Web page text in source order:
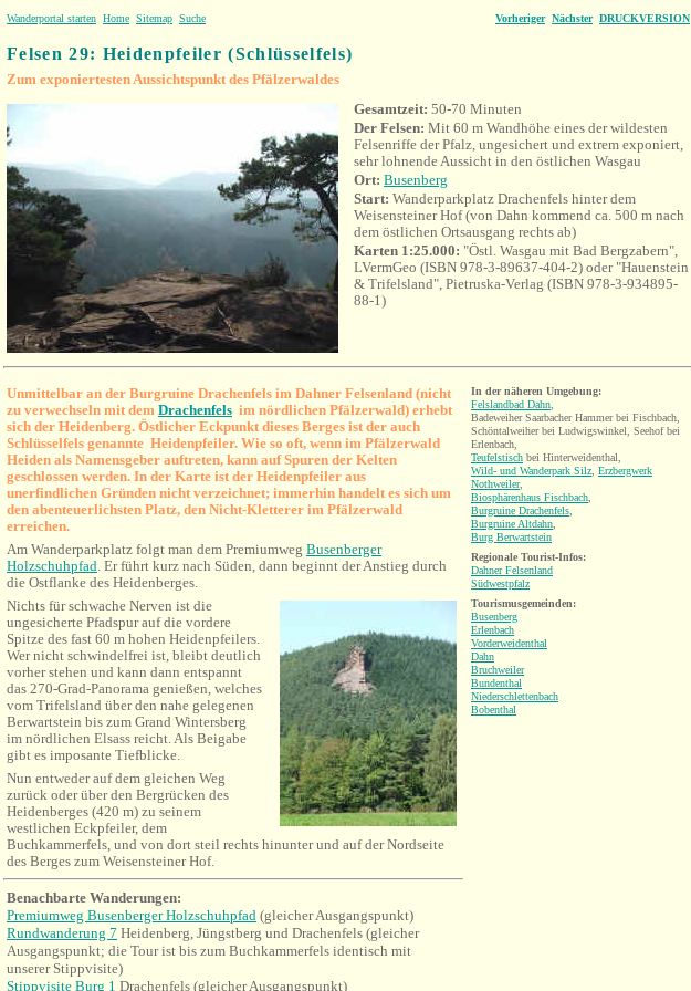
Wanderportal starten Home Sitemap Suche Vorheriger Nächster DRUCKVERSION
Felsen 29: Heidenpfeiler (Schlüsselfels)
Zum exponiertesten Aussichtspunkt des Pfälzerwaldes
Gesamtzeit: 50-70 Minuten
Der Felsen: Mit 60 m Wandhöhe eines der wildesten
Felsenriffe der Pfalz, ungesichert und extrem exponiert,
sehr lohnende Aussicht in den östlichen Wasgau
Ort: Busenberg
Start: Wanderparkplatz Drachenfels hinter dem
Weisensteiner Hof (von Dahn kommend ca. 500 m nach
dem östlichen Ortsausgang rechts ab)
Karten 1:25.000: "Östl. Wasgau mit Bad Bergzabern",
LVermGeo (ISBN 978-3-89637-404-2) oder "Hauenstein
& Trifelsland", Pietruska-Verlag (ISBN 978-3-934895-
88-1)
Unmittelbar an der Burgruine Drachenfels im Dahner Felsenland (nicht
zu verwechseln mit dem Drachenfels im nördlichen Pfälzerwald) erhebt
sich der Heidenberg. Östlicher Eckpunkt dieses Berges ist der auch
Schlüsselfels genannte Heidenpfeiler. Wie so oft, wenn im Pfälzerwald
Heiden als Namensgeber auftreten, kann auf Spuren der Kelten
geschlossen werden. In der Karte ist der Heidenpfeiler aus
unerfindlichen Gründen nicht verzeichnet; immerhin handelt es sich um
den abenteuerlichsten Platz, den Nicht-Kletterer im Pfälzerwald
erreichen.
Am Wanderparkplatz folgt man dem Premiumweg Busenberger
Holzschuhpfad. Er führt kurz nach Süden, dann beginnt der Anstieg durch
die Ostflanke des Heidenberges.
Nichts für schwache Nerven ist die
ungesicherte Pfadspur auf die vordere
Spitze des fast 60 m hohen Heidenpfeilers.
Wer nicht schwindelfrei ist, bleibt deutlich
vorher stehen und kann dann entspannt
das 270-Grad-Panorama genießen, welches
vom Trifelsland über den nahe gelegenen
Berwartstein bis zum Grand Wintersberg
im nördlichen Elsass reicht. Als Beigabe
gibt es imposante Tiefblicke.
Nun entweder auf dem gleichen Weg
zurück oder über den Bergrücken des
Heidenberges (420 m) zu seinem
westlichen Eckpfeiler, dem
Buchkammerfels, und von dort steil rechts hinunter und auf der Nordseite
des Berges zum Weisensteiner Hof.
Benachbarte Wanderungen:
Premiumweg Busenberger Holzschuhpfad (gleicher Ausgangspunkt)
Rundwanderung 7 Heidenberg, Jüngstberg und Drachenfels (gleicher
Ausgangspunkt; die Tour ist bis zum Buchkammerfels identisch mit
unserer Stippvisite)
Stippvisite Burg 1 Drachenfels (gleicher Ausgangspunkt)
In der näheren Umgebung:
Felslandbad Dahn
Badeweiher Saarbacher Hammer bei Fischbach,
Schöntalweiher bei Ludwigswinkel, Seehof bei
Erlenbach,
Teufelstisch bei Hinterweidenthal,
Wild- und Wanderpark Silz Erzbergwerk
Nothweiler,
Biosphärenhaus Fischbach
Burgruine Drachenfels
Burgruine Altdahn
Burg Berwartstein
Regionale Tourist-Infos:
Dahner Felsenland
Südwestpfalz
Tourismusgemeinden:
Busenberg
Erlenbach
Vorderweidenthal
Dahn
Bruchweiler
Bundenthal
Niederschlettenbach
Bobenthal